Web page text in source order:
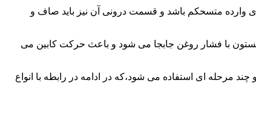
وارده متسحکم باشد و قسمت درونی آن نیز باید صاف و
با فشار روغن جابجا می شود و باعث حرکت کابین می
که ظرفیتشان بیش از 30 تن است از جک های غیرمستقیم و چند مرحله ای استفاده می شود،که در ادامه در رابطه با انواع